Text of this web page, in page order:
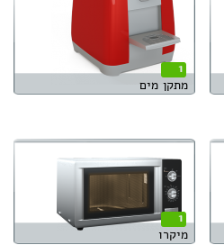
1
מתקן מים
1
מיקרו